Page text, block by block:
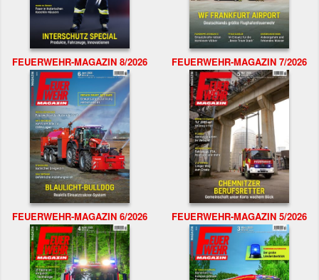
FEUERWEHR-MAGAZIN 8/2026 FEUERWEHR-MAGAZIN 7/2026
FEUERWEHR-MAGAZIN 6/2026 FEUERWEHR-MAGAZIN 5/2026